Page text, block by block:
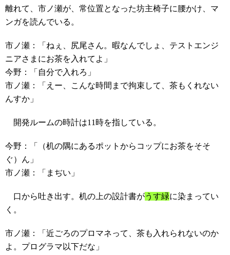
離れて、市ノ瀬が、常位置となった坊主椅子に腰かけ、マ
ンガを読んでいる。
市ノ瀬：「ねぇ、尻尾さん。暇なんでしょ、テストエンジ
ニアさまにお茶を入れてよ」
今野：「自分で入れろ」
市ノ瀬：「えー、こんな時間まで拘束して、茶もくれない
んすか」
開発ルームの時計は11時を指している。
今野：「（机の隅にあるポットからコップにお茶をそそ
ぐ）ん」
市ノ瀬：「まぢい」
口から吐き出す。机の上の設計書がうす緑に染まってい
く。
市ノ瀬：「近ごろのプロマネって、茶も入れられないのか
よ。プログラマ以下だな」